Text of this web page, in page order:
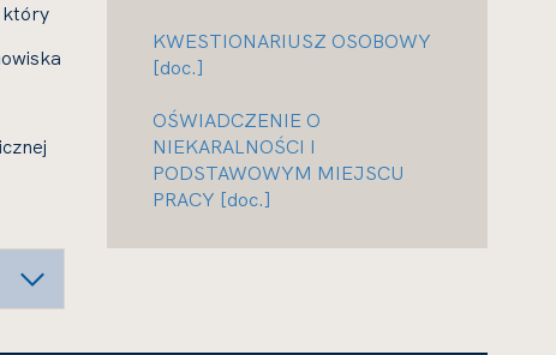
który
KWESTIONARIUSZ OSOBOWY
[doc.]
OŚWIADCZENIE O
NIEKARALNOŚCI I
PODSTAWOWYM MIEJSCU
PRACY [doc.]